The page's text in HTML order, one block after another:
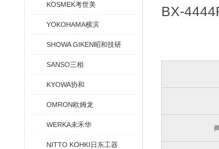
KOSMEK考世美
YOKOHAMA横滨
SHOWA GIKEN昭和技研
SANSO三相
KYOWA协和
OMRON欧姆龙
WERKA未禾华
NITTO KOHKI日东工器
BX-